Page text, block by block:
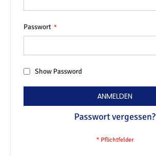
Passwort
Show Password
ANMELDEN
Passwort vergessen?